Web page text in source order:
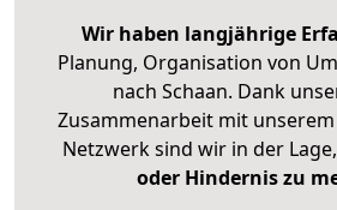
Wir haben langjährige
Planung, Organisation von
nach Schaan. Dank
Zusammenarbeit mit
Netzwerk sind wir in der Lage,
oder Hindernis zu